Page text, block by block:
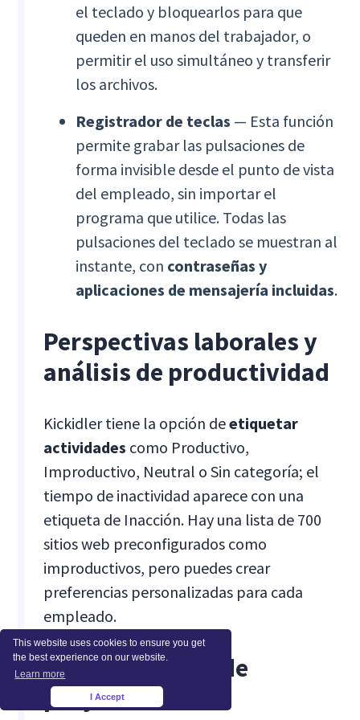
This website uses cookies to ensure you get
the best experience on our website.
Learn more
I Accept
el teclado y bloquearlos para que
queden en manos del trabajador, o
permitir el uso simultáneo y transferir
los archivos.
Registrador de teclas — Esta función
permite grabar las pulsaciones de
forma invisible desde el punto de vista
del empleado, sin importar el
programa que utilice. Todas las
pulsaciones del teclado se muestran al
instante, con contraseñas y
aplicaciones de mensajería incluidas.
Perspectivas laborales y
análisis de productividad
Kickidler tiene la opción deetiquetar
actividades como Productivo,
Improductivo, Neutral o Sin categoría; el
tiempo de inactividad aparece con una
etiqueta de Inacción. Hay una lista de 700
sitios web preconfigurados como
improductivos, pero puedes crear
preferencias personalizadas para cada
empleado.
Administración de
proyectos